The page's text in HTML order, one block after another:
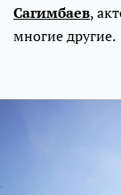
Сагимбаев,
многие другие.